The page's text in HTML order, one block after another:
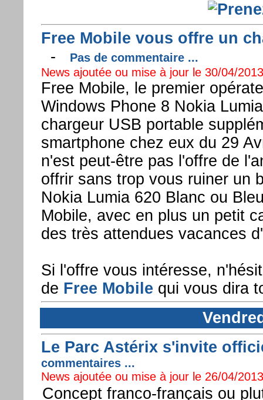
Free Mobile vous offre un
-
Pas de commentaire ...
News ajoutée ou mise à jour le 30/04/
Free Mobile, le premier
Windows Phone 8 Nokia
chargeur USB portable
smartphone chez eux du 29
n'est peut-être pas l'offre de
offrir sans trop vous ruiner un
Nokia Lumia 620 Blanc ou
Mobile, avec en plus un petit
des très attendues vacances
Si l'offre vous intéresse,
de Free Mobile qui vous dira
Le Parc Astérix s'invite
commentaires ...
News ajoutée ou mise à jour le 26/04/
Concept franco-français ou